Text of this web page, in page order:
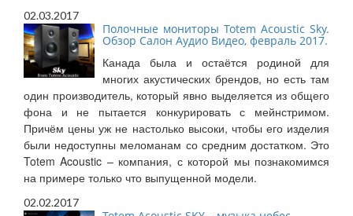
02.03.2017
Полочные мониторы Totem Acoustic Sky.
Обзор Салон Аудио Видео, февраль 2017.
Канада была и остаётся родиной для
многих акустических брендов, но есть там
один производитель, который явно выделяется из общего
фона и не пытается конкурировать с мейнстримом.
Причём цены уж не настолько высоки, чтобы его изделия
были недоступны меломанам со средним достатком. Это
Totem Acoustic – компания, с которой мы познакомимся
на примере только что выпущенной модели.
02.02.2017